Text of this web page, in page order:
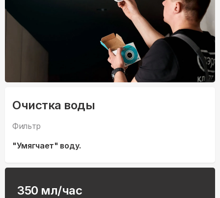
Очистка воды
Фильтр
"Умягчает" воду.
350 мл/час